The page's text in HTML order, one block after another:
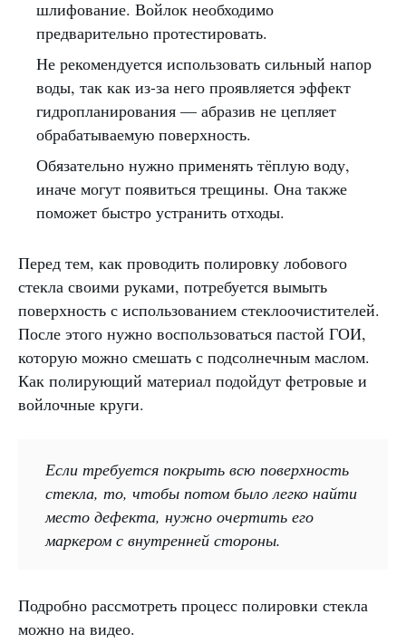
шлифование. Войлок необходимо
предварительно протестировать.
Не рекомендуется использовать сильный напор
воды, так как из-за него проявляется эффект
гидропланирования — абразив не цепляет
обрабатываемую поверхность.
Обязательно нужно применять тёплую воду,
иначе могут появиться трещины. Она также
поможет быстро устранить отходы.
Перед тем, как проводить полировку лобового
стекла своими руками, потребуется вымыть
поверхность с использованием стеклоочистителей.
После этого нужно воспользоваться пастой ГОИ,
которую можно смешать с подсолнечным маслом.
Как полирующий материал подойдут фетровые и
войлочные круги.
Если требуется покрыть всю поверхность
стекла, то, чтобы потом было легко найти
место дефекта, нужно очертить его
маркером с внутренней стороны.
Подробно рассмотреть процесс полировки стекла
можно на видео.